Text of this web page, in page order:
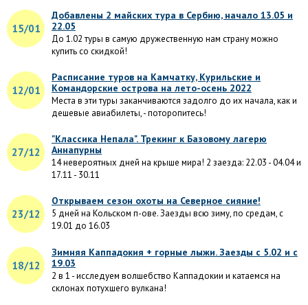
15/01
Добавлены 2 майских тура в Сербию, начало 13.05 и
22.05
До 1.02 туры в самую дружественную нам страну можно
купить со скидкой!
12/01
Расписание туров на Камчатку, Курильские и
Командорские острова на лето-осень 2022
Места в эти туры заканчиваются задолго до их начала, как и
дешевые авиабилеты, - поторопитесь!
27/12
"Классика Непала". Трекинг к Базовому лагерю
Аннапурны
14 невероятных дней на крыше мира! 2 заезда: 22.03 - 04.04 и
17.11 - 30.11
23/12
Открываем сезон охоты на Северное сияние!
5 дней на Кольском п-ове. Заезды всю зиму, по средам, с
19.01 до 16.03
18/12
Зимняя Каппадокия + горные лыжи. Заезды с 5.02 и с
19.03
2 в 1 - исследуем волшебство Каппадокии и катаемся на
склонах потухшего вулкана!